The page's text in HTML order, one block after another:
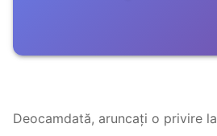
Deocamdată, aruncați o privire la